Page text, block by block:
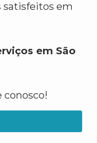
satisfeitos em
em São
conosco!